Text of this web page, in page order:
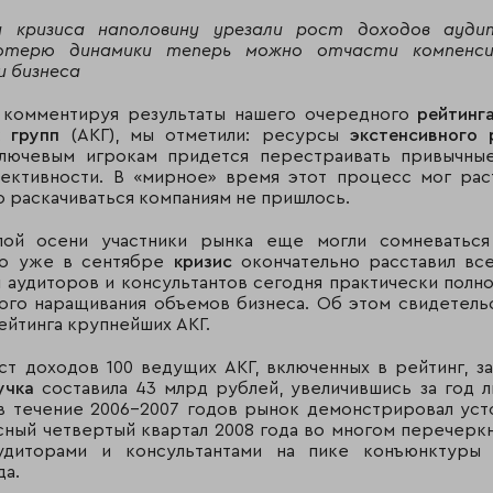
кризиса наполовину урезали рост доходов
динамики теперь можно отчасти
бизнеса
результаты нашего очередного
групп (АКГ), мы отметили: ресурсыэкстенсивного
игрокам придется перестраивать
В «мирное» время этот процесс мог
раскачиваться компаниям не пришлось.
осени участники рынка еще могли
уже в сентябре кризисокончательно расставил
аудиторов и консультантов сегодня практически
наращивания объемов бизнеса. Об этом
крупнейших АКГ.
доходов 100 ведущих АКГ, включенных в рейтинг,
составила 43 млрд рублей, увеличившись за год
течение 2006-2007 годов рынок демонстрировал
четвертый квартал 2008 года во многом
и консультантами на пике